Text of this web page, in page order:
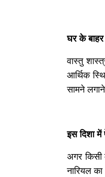
घर के
वास्तु
आर्थिक
सामने
इस दिशा में
अगर किसी
नारियल